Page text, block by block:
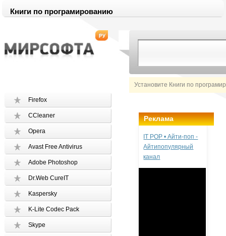
Книги по програмированию
Установите Книги по
Firefox
CCleaner
Opera
Avast Free Antivirus
Adobe Photoshop
Dr.Web CureIT
Kaspersky
K-Lite Codec Pack
Skype
Реклама
IT POP • Айти-поп -
Айтипопулярный
канал